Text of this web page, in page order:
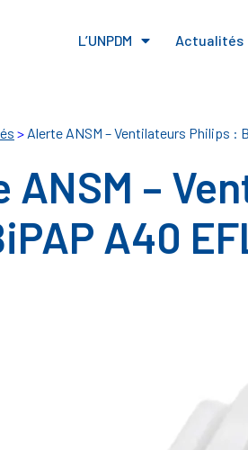
L’UNPDM Actualités
> Alerte ANSM – Ventilateurs Philips :
ANSM –
A40